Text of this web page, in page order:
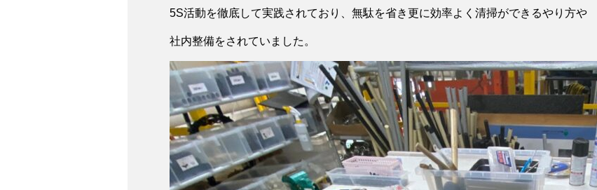
5S活動を徹底して実践されており、無駄を省き更に効率よく清掃ができるやり方や
社内整備をされていました。